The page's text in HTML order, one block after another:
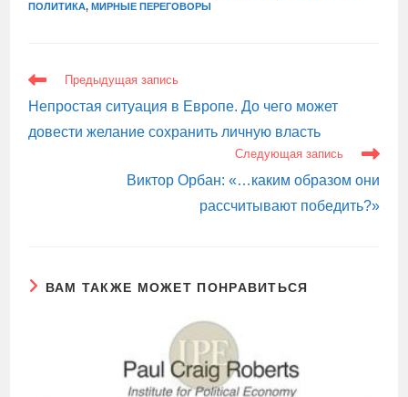
ПОЛИТИКА, МИРНЫЕ ПЕРЕГОВОРЫ
ЕЩЕ
СТАТЬИ
Предыдущая запись
Непростая ситуация в Европе. До чего может
довести желание сохранить личную власть
Следующая запись
Виктор Орбан: «…каким образом они
рассчитывают победить?»
ВАМ ТАКЖЕ МОЖЕТ ПОНРАВИТЬСЯ